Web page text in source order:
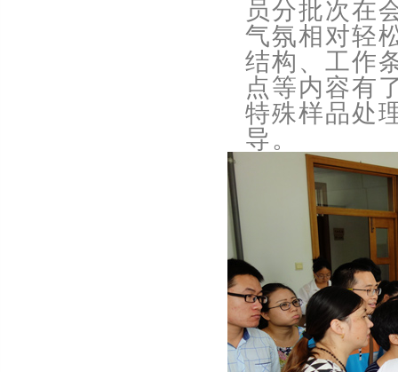
员分批次在
气氛相对轻
结构、工作
点等内容有
特殊样品处
导。